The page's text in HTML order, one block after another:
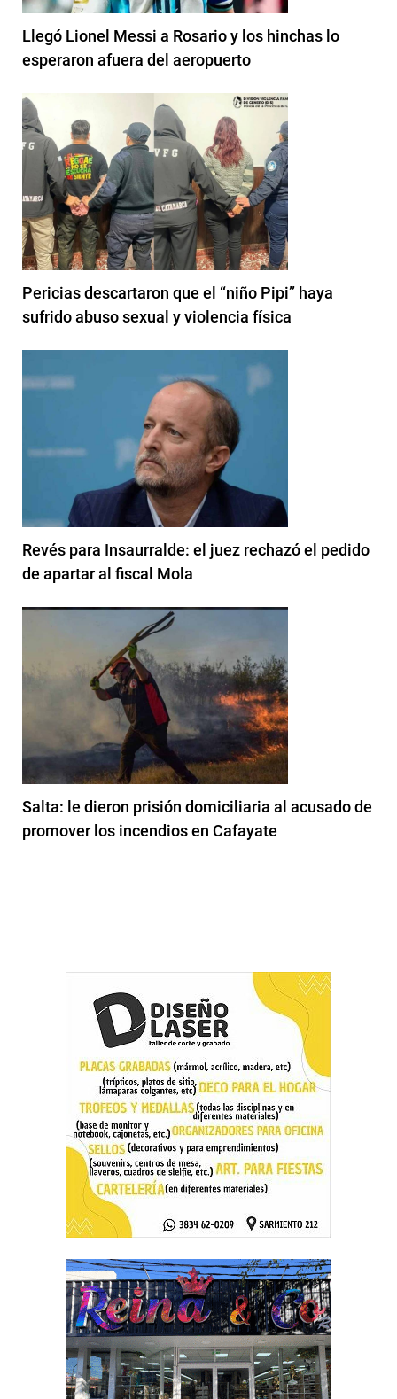
Llegó Lionel Messi a Rosario y los hinchas lo
esperaron afuera del aeropuerto
Pericias descartaron que el “niño Pipi” haya
sufrido abuso sexual y violencia física
Revés para Insaurralde: el juez rechazó el pedido
de apartar al fiscal Mola
Salta: le dieron prisión domiciliaria al acusado de
promover los incendios en Cafayate